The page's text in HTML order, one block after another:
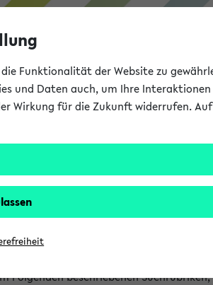
Kriterien durchsuchen und so
Folgenden beschriebenen
Funktionalität der Website zu
und Daten auch, um Ihre
Wirkung für die Zukunft widerrufen.